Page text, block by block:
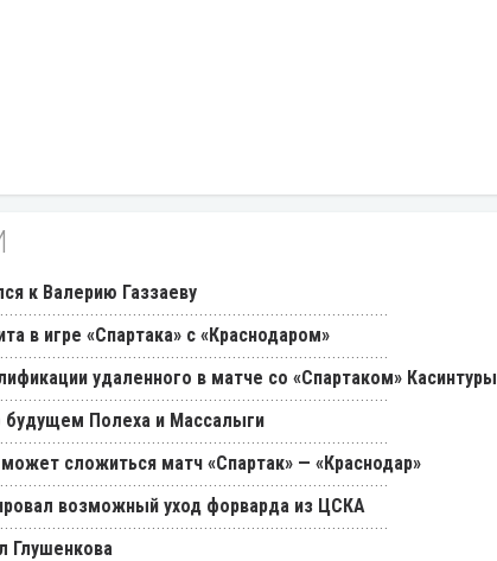
к Валерию Газзаеву
в игре «Спартака» с «Краснодаром»
удаленного в матче со «Спартаком» Касинтуры
будущем Полеха и Массалыги
сложиться матч «Спартак» — «Краснодар»
возможный уход форварда из ЦСКА
Глушенкова